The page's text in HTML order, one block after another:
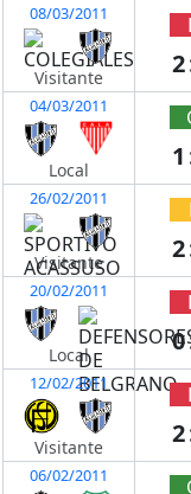
08/03/2011
Visitante
04/03/2011
Local
26/02/2011
Visitante
20/02/2011
Local
12/02/2011
Visitante
06/02/2011